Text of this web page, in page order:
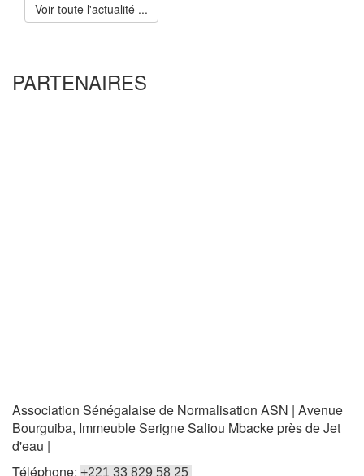
Voir toute l'actualité ...
PARTENAIRES
Association Sénégalaise de Normalisation ASN | Avenue
Bourguiba, Immeuble Serigne Saliou Mbacke près de Jet
d'eau |
Téléphone: +221 33 829 58 25